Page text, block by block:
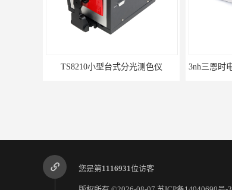
TS8210小型台式分光测色仪
您是第1116931位访客